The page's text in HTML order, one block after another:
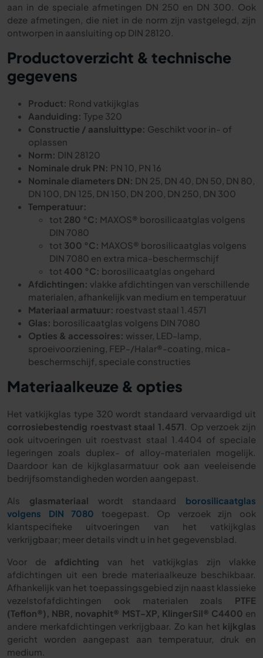
aan in de speciale afmetingen DN 250 en DN 300. Ook
deze afmetingen, die niet in de norm zijn vastgelegd, zijn
ontworpen in aansluiting op DIN 28120.
Productoverzicht & technische
gegevens
Product: Rond vatkijkglas
Aanduiding: Type 320
Constructie / aansluittype: Geschikt voor in- of
oplassen
Norm: DIN 28120
Nominale druk PN: PN 10, PN 16
Nominale diameters DN: DN 25, DN 40, DN 50, DN 80,
DN 100, DN 125, DN 150, DN 200, DN 250, DN 300
Temperatuur:
tot 280 °C: MAXOS® borosilicaatglas volgens
DIN 7080
tot 300 °C: MAXOS® borosilicaatglas volgens
DIN 7080 en extra mica-beschermschijf
tot 400 °C: borosilicaatglas ongehard
Afdichtingen: vlakke afdichtingen van verschillende
materialen, afhankelijk van medium en temperatuur
Materiaal armatuur: roestvast staal 1.4571
Glas: borosilicaatglas volgens DIN 7080
Opties & accessoires: wisser, LED-lamp,
sproeivoorziening, FEP-/Halar®-coating, mica-
beschermschijf, speciale constructies
Materiaalkeuze & opties
Het vatkijkglas type 320 wordt standaard vervaardigd uit
corrosiebestendig roestvast staal 1.4571 . Op verzoek zijn
ook uitvoeringen uit roestvast staal 1.4404 of speciale
legeringen zoals duplex- of alloy-materialen mogelijk.
Daardoor kan de kijkglasarmatuur ook aan veeleisende
bedrijfsomstandigheden worden aangepast.
Als glasmateriaal wordt standaard borosilicaatglas
volgens DIN 7080 toegepast. Op verzoek zijn ook
klantspecifieke uitvoeringen van het vatkijkglas
verkrijgbaar; meer details vindt u in het gegevensblad.
Voor de afdichting van het vatkijkglas zijn vlakke
afdichtingen uit een brede materiaalkeuze beschikbaar.
Afhankelijk van het toepassingsgebied zijn naast klassieke
vezelstofafdichtingen ook materialen zoals PTFE
(Teflon®), NBR, novaphit® MST-XP, KlingerSil® C4400 en
andere merkafdichtingen verkrijgbaar. Zo kan het kijkglas
gericht worden aangepast aan temperatuur, druk en
medium.